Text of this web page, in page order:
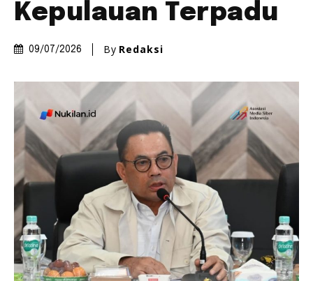
Kepulauan Terpadu
09/07/2026 By Redaksi